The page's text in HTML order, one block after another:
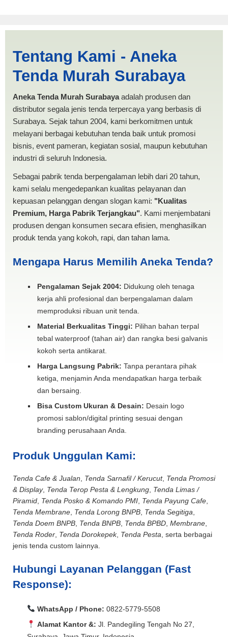
Banjarbaru | PRODUKSI
ANEKA TENDA MURAH
Tentang Kami - Aneka
Tenda Murah Surabaya
Aneka Tenda Murah Surabayaadalah produsen dan
distributor segala jenis tenda terpercaya yang berbasis di
Surabaya. Sejak tahun 2004, kami berkomitmen untuk
melayani berbagai kebutuhan tenda baik untuk promosi
bisnis, event pameran, kegiatan sosial, maupun kebutuhan
industri di seluruh Indonesia.
Sebagai pabrik tenda berpengalaman lebih dari 20 tahun,
kami selalu mengedepankan kualitas pelayanan dan
kepuasan pelanggan dengan slogan kami: "Kualitas
Premium, Harga Pabrik Terjangkau". Kami menjembatani
produsen dengan konsumen secara efisien, menghasilkan
produk tenda yang kokoh, rapi, dan tahan lama.
Mengapa Harus Memilih Aneka Tenda?
Pengalaman Sejak 2004: Didukung oleh tenaga
kerja ahli profesional dan berpengalaman dalam
memproduksi ribuan unit tenda.
Material Berkualitas Tinggi: Pilihan bahan terpal
tebal waterproof (tahan air) dan rangka besi galvanis
kokoh serta antikarat.
Harga Langsung Pabrik: Tanpa perantara pihak
ketiga, menjamin Anda mendapatkan harga terbaik
dan bersaing.
Bisa Custom Ukuran & Desain: Desain logo
promosi sablon/digital printing sesuai dengan
branding perusahaan Anda.
Produk Unggulan Kami:
Tenda Cafe & Jualan Tenda Sarnafil / Kerucut, Tenda Promosi
& Display, Tenda Terop Pesta & Lengkung Tenda Limas /
Piramid Tenda Posko & Komando PMI Tenda Payung Cafe
Tenda Membrane Tenda Lorong BNPB Tenda Segitiga
Tenda Doem BNPB Tenda BNPB Tenda BPBD Membrane
Tenda Roder Tenda Dorokepek, Tenda Pesta , serta berbagai
jenis tenda custom lainnya.
Hubungi Layanan Pelanggan (Fast
Response):
WhatsApp / Phone: 0822-5779-5508
Alamat Kantor &: Jl. Pandegiling Tengah No 27,